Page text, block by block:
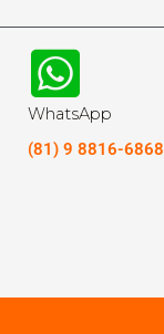
WhatsApp
(81) 9 8816-6868